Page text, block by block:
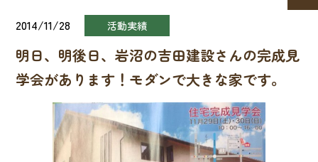
2014/11/28 活動実績
明日、明後日、岩沼の吉田建設さんの完成見
学会があります！モダンで大きな家です。